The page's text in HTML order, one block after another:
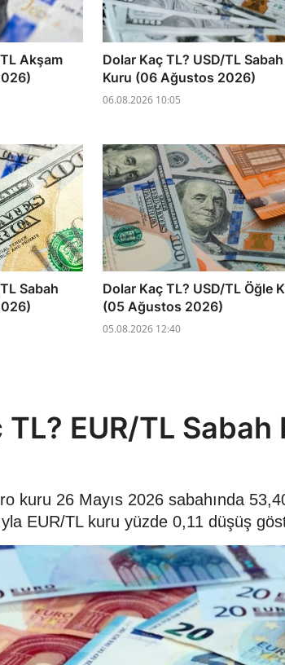
Akşam
Dolar Kaç TL? USD/TL Sabah
Kuru (06 Ağustos 2026)
06.08.2026 10:05
Sabah
Dolar Kaç TL? USD/TL Öğle
(05 Ağustos 2026)
05.08.2026 12:40
TL? EUR/TL Sabah
kuru 26 Mayıs 2026 sabahında
EUR/TL kuru yüzde 0,11 düşüş